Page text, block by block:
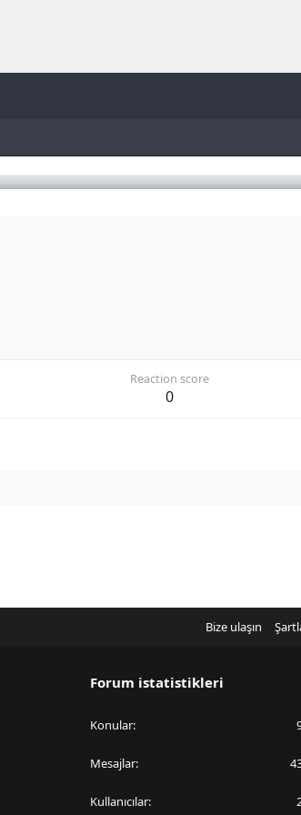
Reaction score
0
Bize ulaşın
Forum istatistikleri
Konular
Mesajlar
Kullanıcılar